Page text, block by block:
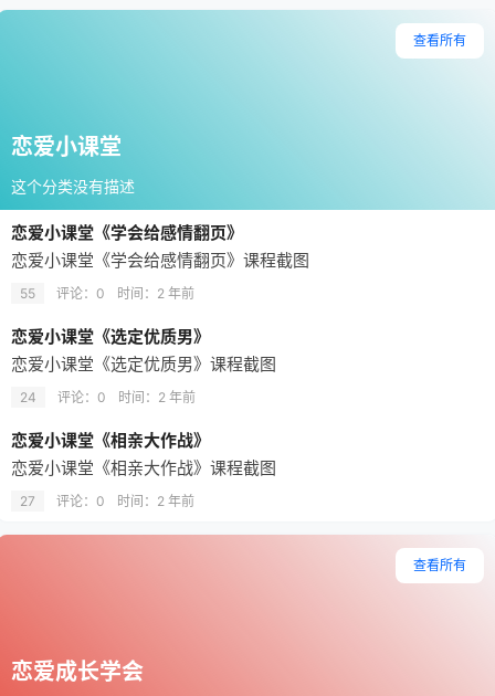
恋爱小课堂
这个分类没有描述
查看所有
恋爱小课堂《学会给感情翻页》
恋爱小课堂《学会给感情翻页》课程截图
55 评论：0 时间： 2 年前
恋爱小课堂《选定优质男》
恋爱小课堂《选定优质男》课程截图
24 评论：0 时间： 2 年前
恋爱小课堂《相亲大作战》
恋爱小课堂《相亲大作战》课程截图
27 评论：0 时间： 2 年前
恋爱成长学会
查看所有